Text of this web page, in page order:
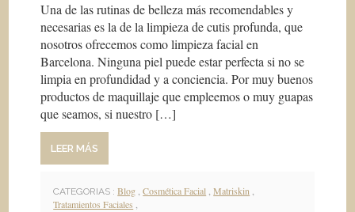
Una de las rutinas de belleza más recomendables y
necesarias es la de la limpieza de cutis profunda, que
nosotros ofrecemos como limpieza facial en
Barcelona. Ninguna piel puede estar perfecta si no se
limpia en profundidad y a conciencia. Por muy buenos
productos de maquillaje que empleemos o muy guapas
que seamos, si nuestro […]
LEER MÁS
CATEGORIAS : Blog ,Cosmética Facial ,Matriskin ,
Tratamientos Faciales ,